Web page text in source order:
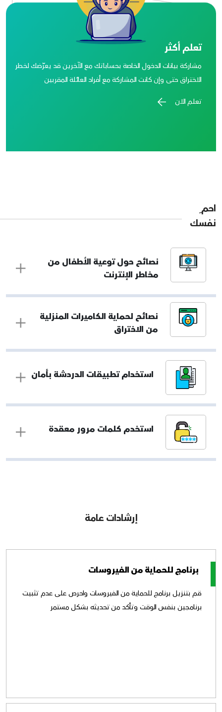
تعلم أكثر
مشاركة بيانات الدخول الخاصة بحساباتك مع الآخرين قد يعرّضك لخطر
الاختراق حتى وإن كانت المشاركة مع أفراد العائلة المقربين
تعلم الان
احم ِ
نفسك
نصائح حول توعية الأطفال من
مخاطر الإنترنت
نصائح لحماية الكاميرات المنزلية
من الاختراق
استخدام تطبيقات الدردشة بأمان
استخدم كلمات مرور معقدة
إرشادات عامة
برنامج للحماية من الفيروسات
قم بتنزيل برنامج للحماية من الفيروسات واحرص على عدم تثبيت
برنامجين بنفس الوقت وتأكد من تحديثه بشكل مستمر